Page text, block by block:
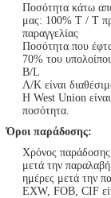
Ποσότητα κάτω
μας: 100% T / T
παραγγελίας
Ποσότητα που
70% του
B/L
Λ/Κ είναι
Η West Union
ποσότητα.
Όροι παράδοσης:
Χρόνος
μετά την
ημέρες μετά την
EXW, FOB, CIF